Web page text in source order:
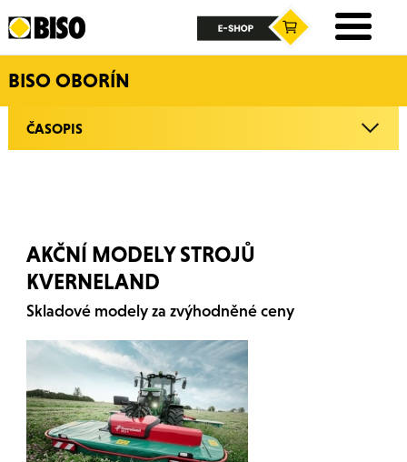
BISO OBORÍN
ČASOPIS
AKČNÍ MODELY STROJŮ
KVERNELAND
Skladové modely za zvýhodněné ceny